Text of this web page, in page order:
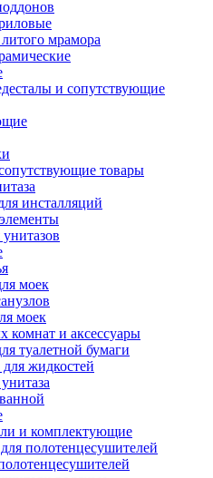
мрамора
и сопутствующие
товары
инсталляций
моек
моек
комнат и аксессуары
туалетной бумаги
жидкостей
и комплектующие
полотенцесушителей